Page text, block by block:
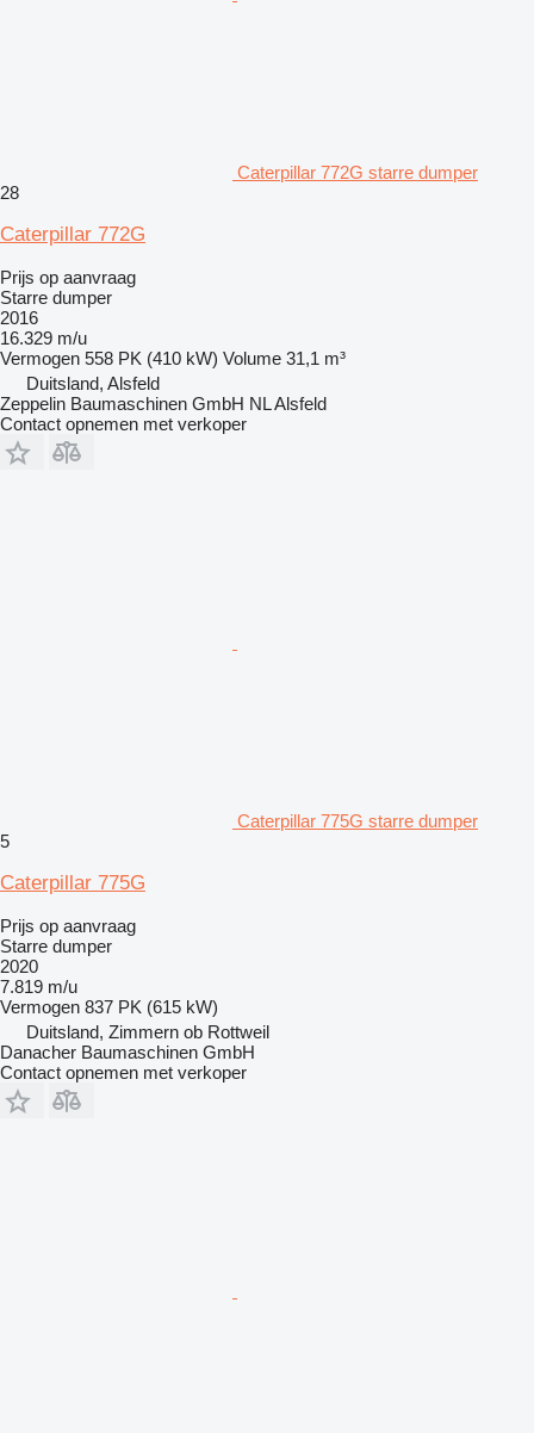
Caterpillar 772G starre dumper
28
Caterpillar 772G
Prijs op aanvraag
Starre dumper
2016
16.329 m/u
Vermogen 558 PK (410 kW) Volume 31,1 m³
Duitsland, Alsfeld
Zeppelin Baumaschinen GmbH NL Alsfeld
Contact opnemen met verkoper
Caterpillar 775G starre dumper
5
Caterpillar 775G
Prijs op aanvraag
Starre dumper
2020
7.819 m/u
Vermogen 837 PK (615 kW)
Duitsland, Zimmern ob Rottweil
Danacher Baumaschinen GmbH
Contact opnemen met verkoper